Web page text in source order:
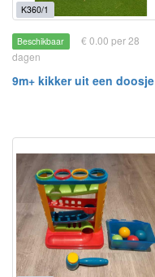
K360/1
Beschikbaar
€ 0.00 per 28
dagen
9m+ kikker uit een doosje